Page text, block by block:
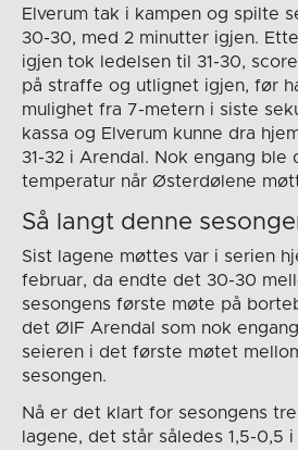
Elverum tak i kampen og spilte
30-30, med 2 minutter igjen.
igjen tok ledelsen til 31-30,
på straffe og utlignet igjen, før
mulighet fra 7-metern i siste
kassa og Elverum kunne dra
31-32 i Arendal. Nok engang ble
temperatur når Østerdølene
Så langt denne
Sist lagene møttes var i serien
februar, da endte det 30-30
sesongens første møte på
det ØIF Arendal som nok
seieren i det første møtet
sesongen.
Nå er det klart for sesongens
lagene, det står således 1,5-0,5